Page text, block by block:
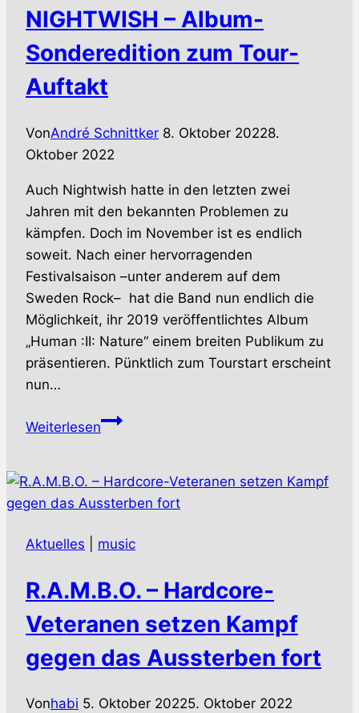
NIGHTWISH – Album-
Sonderedition zum Tour-
Auftakt
VonAndré Schnittker 8. Oktober 20228.
Oktober 2022
Auch Nightwish hatte in den letzten zwei
Jahren mit den bekannten Problemen zu
kämpfen. Doch im November ist es endlich
soweit. Nach einer hervorragenden
Festivalsaison –unter anderem auf dem
Sweden Rock– hat die Band nun endlich die
Möglichkeit, ihr 2019 veröffentlichtes Album
„Human :II: Nature“ einem breiten Publikum zu
präsentieren. Pünktlich zum Tourstart erscheint
nun…
WeiterlesenNIGHTWISH
Sonderedition
zum
Auftakt
Aktuelles music
R.A.M.B.O. – Hardcore-
Veteranen setzen Kampf
gegen das Aussterben fort
Vonhabi 5. Oktober 20225. Oktober 2022